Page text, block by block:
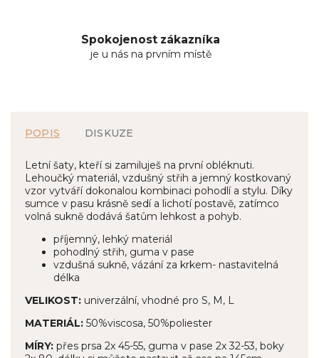
Spokojenost zákazníka
je u nás na prvním místě
POPIS DISKUZE
Letní šaty, kteří si zamiluješ na první obléknuti.
Lehoučký materiál, vzdušný střih a jemný kostkovaný
vzor vytváří dokonalou kombinaci pohodlí a stylu. Díky
sumce v pasu krásně sedí a lichotí postavě, zatímco
volná sukně dodává šatům lehkost a pohyb.
příjemný, lehký materiál
pohodlný střih, guma v pase
vzdušná sukně, vázání za krkem- nastavitelná
délka
VELIKOST: univerzální, vhodné pro S, M, L
MATERIÁL: 50%viscosa, 50%poliester
MÍRY: přes prsa 2x 45-55, guma v pase 2x 32-53, boky